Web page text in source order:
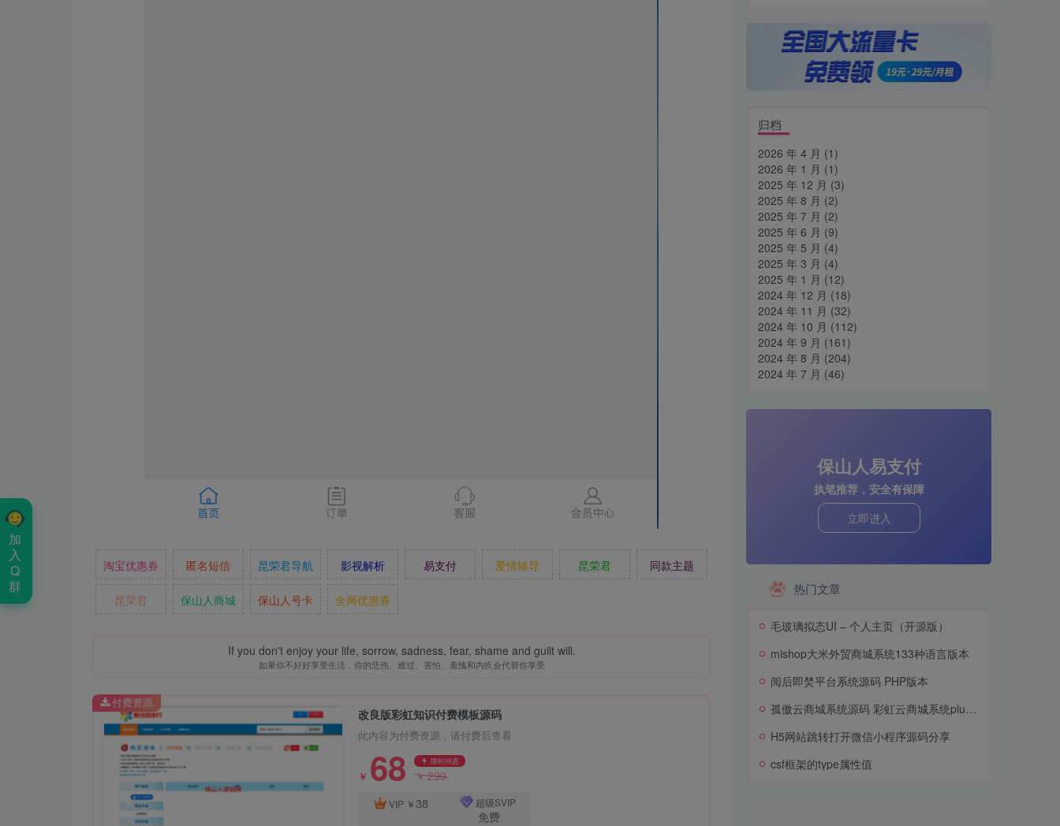
淘宝优惠券 匿名短信 昆荣君导航 影视解析 易支付 爱情辅导 昆荣君 同款主题
昆荣君 保山人商城 保山人号卡 全网优惠券
If you don't enjoy your life, sorrow, sadness, fear, shame and guilt will.
如果你不好好享受生活，你的悲伤、难过、害怕、羞愧和内疚会代替你享受
改良版彩虹知识付费模板源码
此内容为付费资源，请付费后查看
￥ 68 限时特惠
￥299
VIP ￥38 超级SVIP
免费
付费资源
归档
2026 年 4 月 (1)
2026 年 1 月 (1)
2025 年 12 月 (3)
2025 年 8 月 (2)
2025 年 7 月 (2)
2025 年 6 月 (9)
2025 年 5 月 (4)
2025 年 3 月 (4)
2025 年 1 月 (12)
2024 年 12 月 (18)
2024 年 11 月 (32)
2024 年 10 月 (112)
2024 年 9 月 (161)
2024 年 8 月 (204)
2024 年 7 月 (46)
保山人易支付
执笔推荐，安全有保障
立即进入
热门文章
毛玻璃拟态UI – 个人主页（开源版）
mishop大米外贸商城系统133种语言版本
阅后即焚平台系统源码 PHP版本
孤傲云商城系统源码 彩虹云商城系统plus史诗级增强版
H5网站跳转打开微信小程序源码分享
csf框架的type属性值
加
入
Q
群